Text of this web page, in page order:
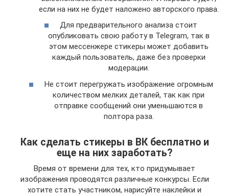
если на них не будет наложено авторского права.
Для предварительного анализа стоит
опубликовать свою работу в Telegram, так в
этом мессенжере стикеры может добавить
каждый пользователь, даже без проверки
модерации.
Не стоит перегружать изображение огромным
количеством мелких деталей, так как при
отправке сообщений они уменьшаются в
полтора раза.
Как сделать стикеры в ВК бесплатно и
еще на них заработать?
Время от времени для тех, кто придумывает
изображения проводятся различные конкурсы. Если
хотите стать участником, нарисуйте наклейки и